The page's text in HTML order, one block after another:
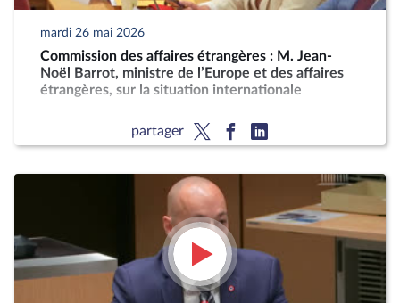
mardi 26 mai 2026
Commission des affaires étrangères : M. Jean-
Noël Barrot, ministre de l’Europe et des affaires
étrangères, sur la situation internationale
partager